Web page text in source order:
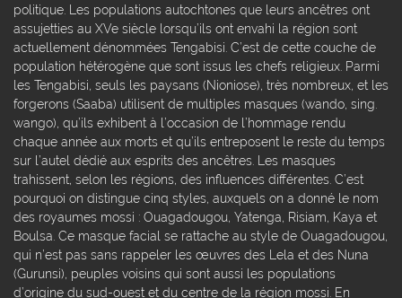
politique. Les populations autochtones que leurs ancêtres ont
assujetties au XVe siècle lorsqu’ils ont envahi la région sont
actuellement dénommées Tengabisi. C’est de cette couche de
population hétérogène que sont issus les chefs religieux. Parmi
les Tengabisi, seuls les paysans (Nioniose), très nombreux, et les
forgerons (Saaba) utilisent de multiples masques (wando, sing.
wango), qu’ils exhibent à l’occasion de l’hommage rendu
chaque année aux morts et qu’ils entreposent le reste du temps
sur l’autel dédié aux esprits des ancêtres. Les masques
trahissent, selon les régions, des influences différentes. C’est
pourquoi on distingue cinq styles, auxquels on a donné le nom
des royaumes mossi : Ouagadougou, Yatenga, Risiam, Kaya et
Boulsa. Ce masque facial se rattache au style de Ouagadougou,
qui n’est pas sans rappeler les œuvres des Lela et des Nuna
(Gurunsi), peuples voisins qui sont aussi les populations
d’origine du sud-ouest et du centre de la région mossi. En